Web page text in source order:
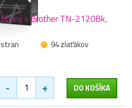
s Brother TN-2120Bk,
94 zlaťákov
- + DO KOŠÍKA